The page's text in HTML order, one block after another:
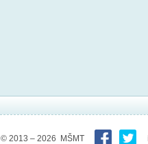
© 2013 – 2026 MŠMT